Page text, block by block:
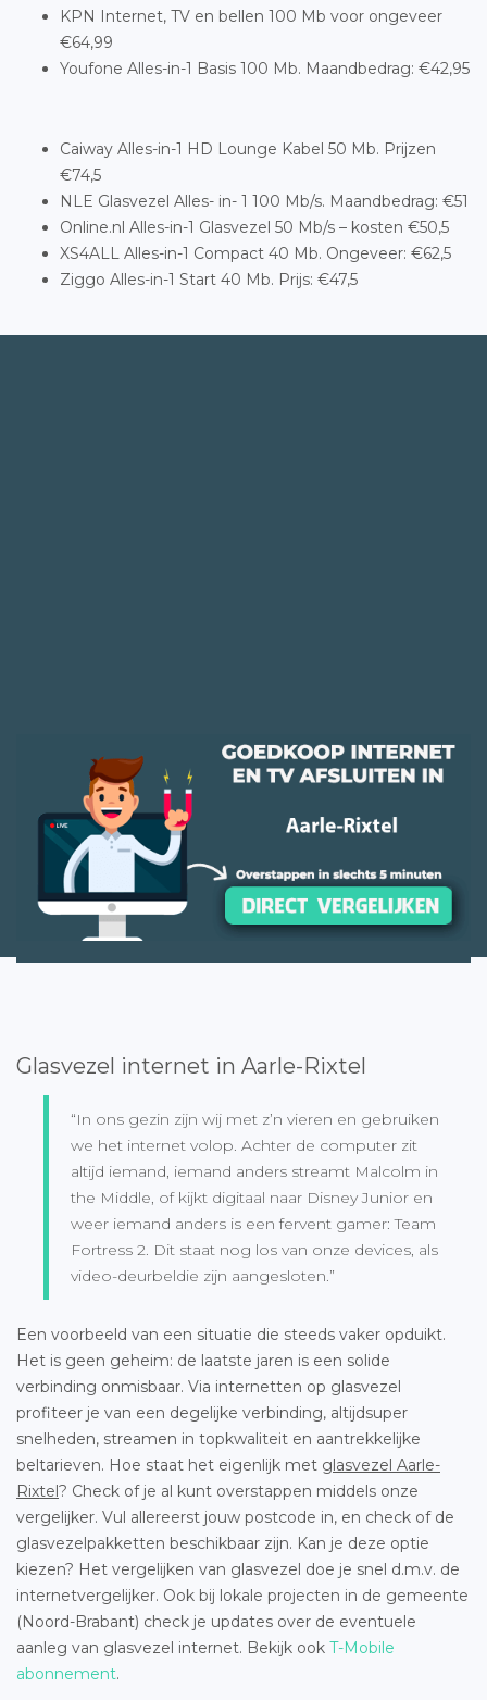
KPN Internet, TV en bellen 100 Mb voor ongeveer
€64,99
Youfone Alles-in-1 Basis 100 Mb. Maandbedrag: €42,95
Caiway Alles-in-1 HD Lounge Kabel 50 Mb. Prijzen
€74,5
NLE Glasvezel Alles- in- 1 100 Mb/s. Maandbedrag: €51
Online.nl Alles-in-1 Glasvezel 50 Mb/s – kosten €50,5
XS4ALL Alles-in-1 Compact 40 Mb. Ongeveer: €62,5
Ziggo Alles-in-1 Start 40 Mb. Prijs: €47,5
Glasvezel internet in Aarle-Rixtel
“In ons gezin zijn wij met z’n vieren en gebruiken
we het internet volop. Achter de computer zit
altijd iemand, iemand anders streamt Malcolm in
the Middle, of kijkt digitaal naar Disney Junior en
weer iemand anders is een fervent gamer: Team
Fortress 2. Dit staat nog los van onze devices, als
video-deurbeldie zijn aangesloten.”
Een voorbeeld van een situatie die steeds vaker opduikt.
Het is geen geheim: de laatste jaren is een solide
verbinding onmisbaar. Via internetten op glasvezel
profiteer je van een degelijke verbinding, altijdsuper
snelheden, streamen in topkwaliteit en aantrekkelijke
beltarieven. Hoe staat het eigenlijk met glasvezel Aarle-
Rixtel? Check of je al kunt overstappen middels onze
vergelijker. Vul allereerst jouw postcode in, en check of de
glasvezelpakketten beschikbaar zijn. Kan je deze optie
kiezen? Het vergelijken van glasvezel doe je snel d.m.v. de
internetvergelijker. Ook bij lokale projecten in de gemeente
(Noord-Brabant) check je updates over de eventuele
aanleg van glasvezel internet. Bekijk ook T-Mobile
abonnement.